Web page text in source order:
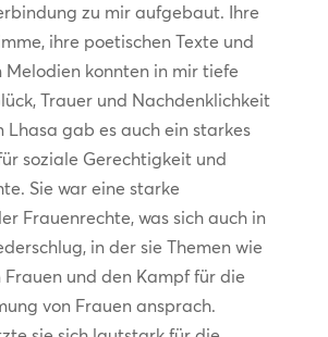
zu mir aufgebaut. Ihre
ihre poetischen Texte und
konnten in mir tiefe
Trauer und Nachdenklichkeit
Lhasa gab es auch ein starkes
soziale Gerechtigkeit und
Sie war eine starke
Frauenrechte, was sich auch in
in der sie Themen wie
und den Kampf für die
von Frauen ansprach.